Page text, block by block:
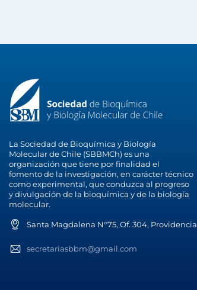
La Sociedad de Bioquímica y Biología
Molecular de Chile (SBBMCh) es una
organización que tiene por finalidad el
fomento de la investigación, en carácter técnico
como experimental, que conduzca al progreso
y divulgación de la bioquímica y de la biología
molecular.
Santa Magdalena N°75, Of. 304, Providencia
secretariasbbm@gmail.com